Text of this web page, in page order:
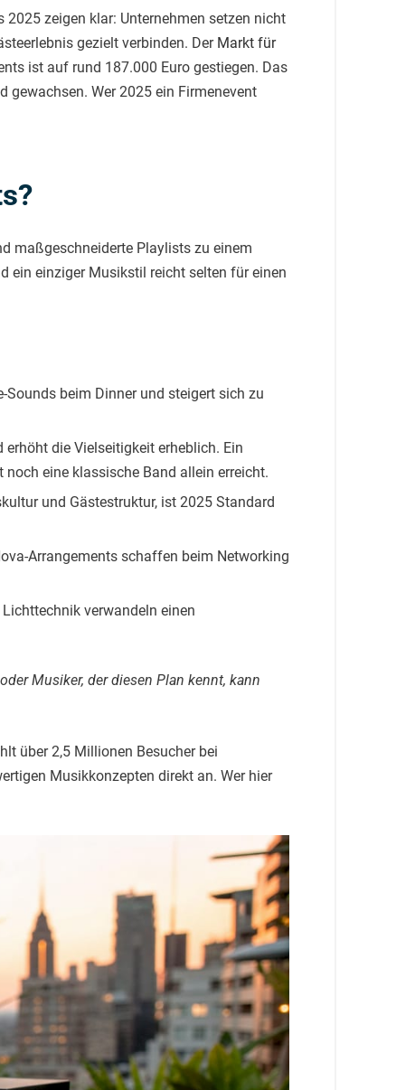
zeigen klar: Unternehmen setzen nicht
gezielt verbinden. Der Markt für
ist auf rund 187.000 Euro gestiegen. Das
gewachsen. Wer 2025 ein Firmenevent
maßgeschneiderte Playlists zu einem
ein einziger Musikstil reicht selten für einen
beim Dinner und steigert sich zu
die Vielseitigkeit erheblich. Ein
noch eine klassische Band allein erreicht.
und Gästestruktur, ist 2025 Standard
Arrangements schaffen beim Networking
verwandeln einen
Musiker, der diesen Plan kennt, kann
über 2,5 Millionen Besucher bei
Musikkonzepten direkt an. Wer hier